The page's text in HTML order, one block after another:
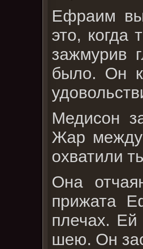
Ефраим
это, когда
зажмурив
было. Он
Медисон
Жар между
охватили
Она
прижата
плечах.
шею. Он